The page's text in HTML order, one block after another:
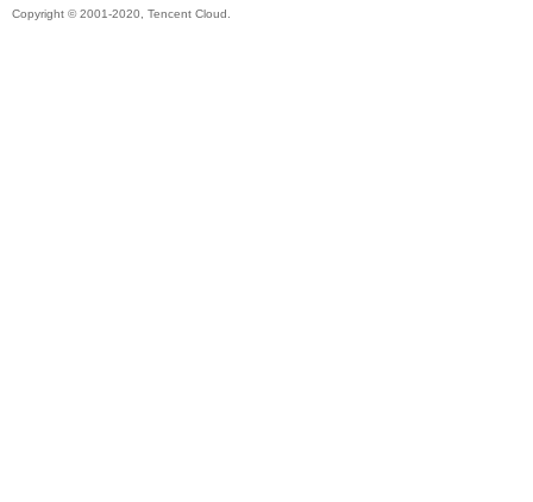
Copyright © 2001-2020, Tencent Cloud.